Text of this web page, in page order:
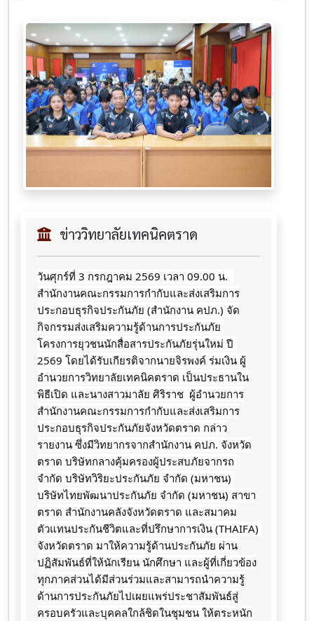
ข่าววิทยาลัยเทคนิคตราด
วันศุกร์ที่ 3 กรกฎาคม 2569 เวลา 09.00 น.
สำนักงานคณะกรรมการกำกับและส่งเสริมการ
ประกอบธุรกิจประกันภัย (สำนักงาน คปภ.) จัด
กิจกรรมส่งเสริมความรู้ด้านการประกันภัย
โครงการยุวชนนักสื่อสารประกันภัยรุ่นใหม่ ปี
2569 โดยได้รับเกียรติจากนายจิรพงค์ ร่มเงิน ผู้
อำนวยการวิทยาลัยเทคนิคตราด เป็นประธานใน
พิธีเปิด และนางสาวมาลัย​ ศิริราช​  ผู้อำนวยการ
สำนักงานคณะกรรมการ​กำกับ​และส่งเสริม​การ
ประกอบธุรกิจ​ประกันภัย​จังหวัด​ตราด​ กล่าว
รายงาน ซึ่งมีวิทยากรจากสำนักงาน คปภ. จังหวัด
ตราด บริษัทกลางคุ้มครองผู้ประสบภัยจากรถ
จำกัด บริษัทวิริยะประกันภัย จำกัด (มหาชน)
บริษัทไทยพัฒนาประกันภัย จำกัด (มหาชน) สาขา
ตราด สำนักงานคลังจังหวัดตราด และสมาคม
ตัวแทนประกันชีวิตและที่ปรึกษาการเงิน (THAIFA)
จังหวัดตราด มาให้ความรู้ด้านประกันภัย ผ่าน
ปฏิสัมพันธ์ที่ให้นักเรียน นักศึกษา และผู้ที่เกี่ยวข้อง
ทุกภาคส่วนได้มีส่วนร่วมและสามารถนำความรู้
ด้านการประกันภัยไปเผยแพร่ประชาสัมพันธ์สู่
ครอบครัวและบุคคลใกล้ชิดในชุมชน ให้ตระหนัก